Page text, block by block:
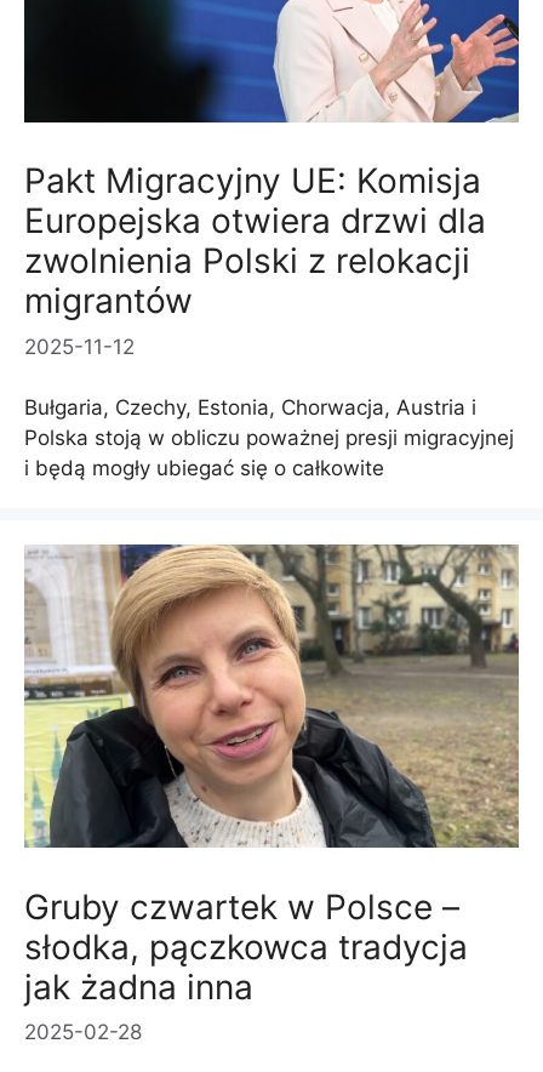
Pakt Migracyjny UE: Komisja
Europejska otwiera drzwi dla
zwolnienia Polski z relokacji
migrantów
2025-11-12
Bułgaria, Czechy, Estonia, Chorwacja, Austria i
Polska stoją w obliczu poważnej presji migracyjnej
i będą mogły ubiegać się o całkowite
Gruby czwartek w Polsce –
słodka, pączkowca tradycja
jak żadna inna
2025-02-28